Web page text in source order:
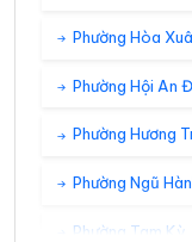
Phường Hòa
Phường Hội An
Phường Hương
Phường Ngũ
Phường Tam Kỳ